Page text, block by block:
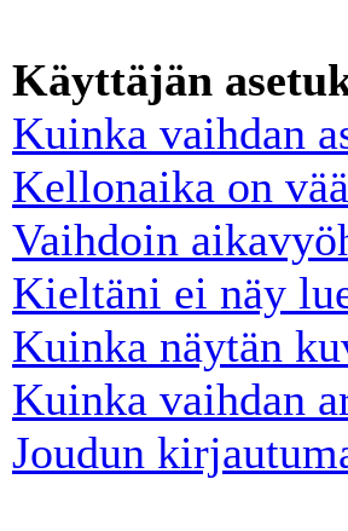
Käyttäjän
Kuinka vaihdan
Kellonaika on
Vaihdoin
Kieltäni ei näy
Kuinka näytän
Kuinka vaihdan
Joudun